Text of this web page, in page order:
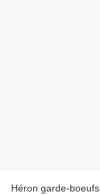
Héron garde-